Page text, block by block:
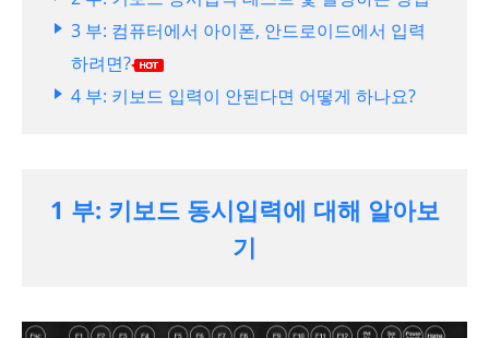
3 부: 컴퓨터에서 아이폰, 안드로이드에서 입력
하려면?
4 부: 키보드 입력이 안된다면 어떻게 하나요?
1 부: 키보드 동시입력에 대해 알아보
기